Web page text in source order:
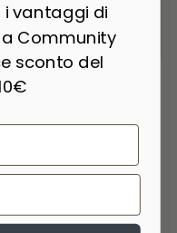
i vantaggi di
Community
sconto del